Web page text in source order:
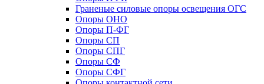
Граненые силовые опоры освещения ОГС
Опоры ОНО
Опоры П-ФГ
Опоры СП
Опоры СПГ
Опоры СФ
Опоры СФГ